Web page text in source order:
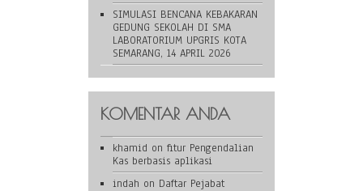
SIMULASI BENCANA KEBAKARAN
GEDUNG SEKOLAH DI SMA
LABORATORIUM UPGRIS KOTA
SEMARANG, 14 APRIL 2026
KOMENTAR ANDA
khamid on fitur Pengendalian
Kas berbasis aplikasi
indah on Daftar Pejabat